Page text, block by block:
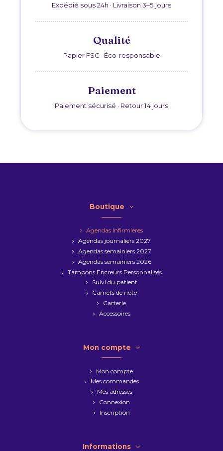
Expédié sous 24h · Livraison 3–5 jours
Qualité
Papier FSC · Éco-responsable
Paiement
Paiement sécurisé · Retour 14 jours
Boutique
Agendas Infirmières
Agendas journaliers 2027
Agendas semainiers 2027
Agendas semainiers 2026
Tampons Encreurs Personnalisés
Suivi du patient
Carnets de note
Carterie
Accessoires
Mon compte
Mon compte
Mes commandes
Mes adresses
Connexion
Inscription
Informations